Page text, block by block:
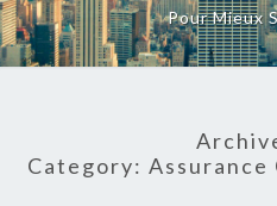
Pour Mieux
Category: Assurance